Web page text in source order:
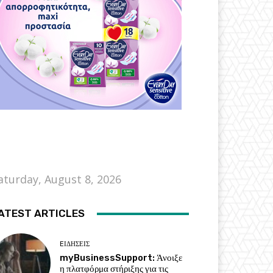
August 8, 2026
ARTICLES
EΙΔΗΣΕΙΣ
myBusinessSupport: Άνοιξε
η πλατφόρμα στήριξης για τις